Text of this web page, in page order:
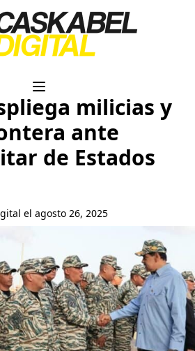
milicias y
ante
de Estados
el agosto 26, 2025